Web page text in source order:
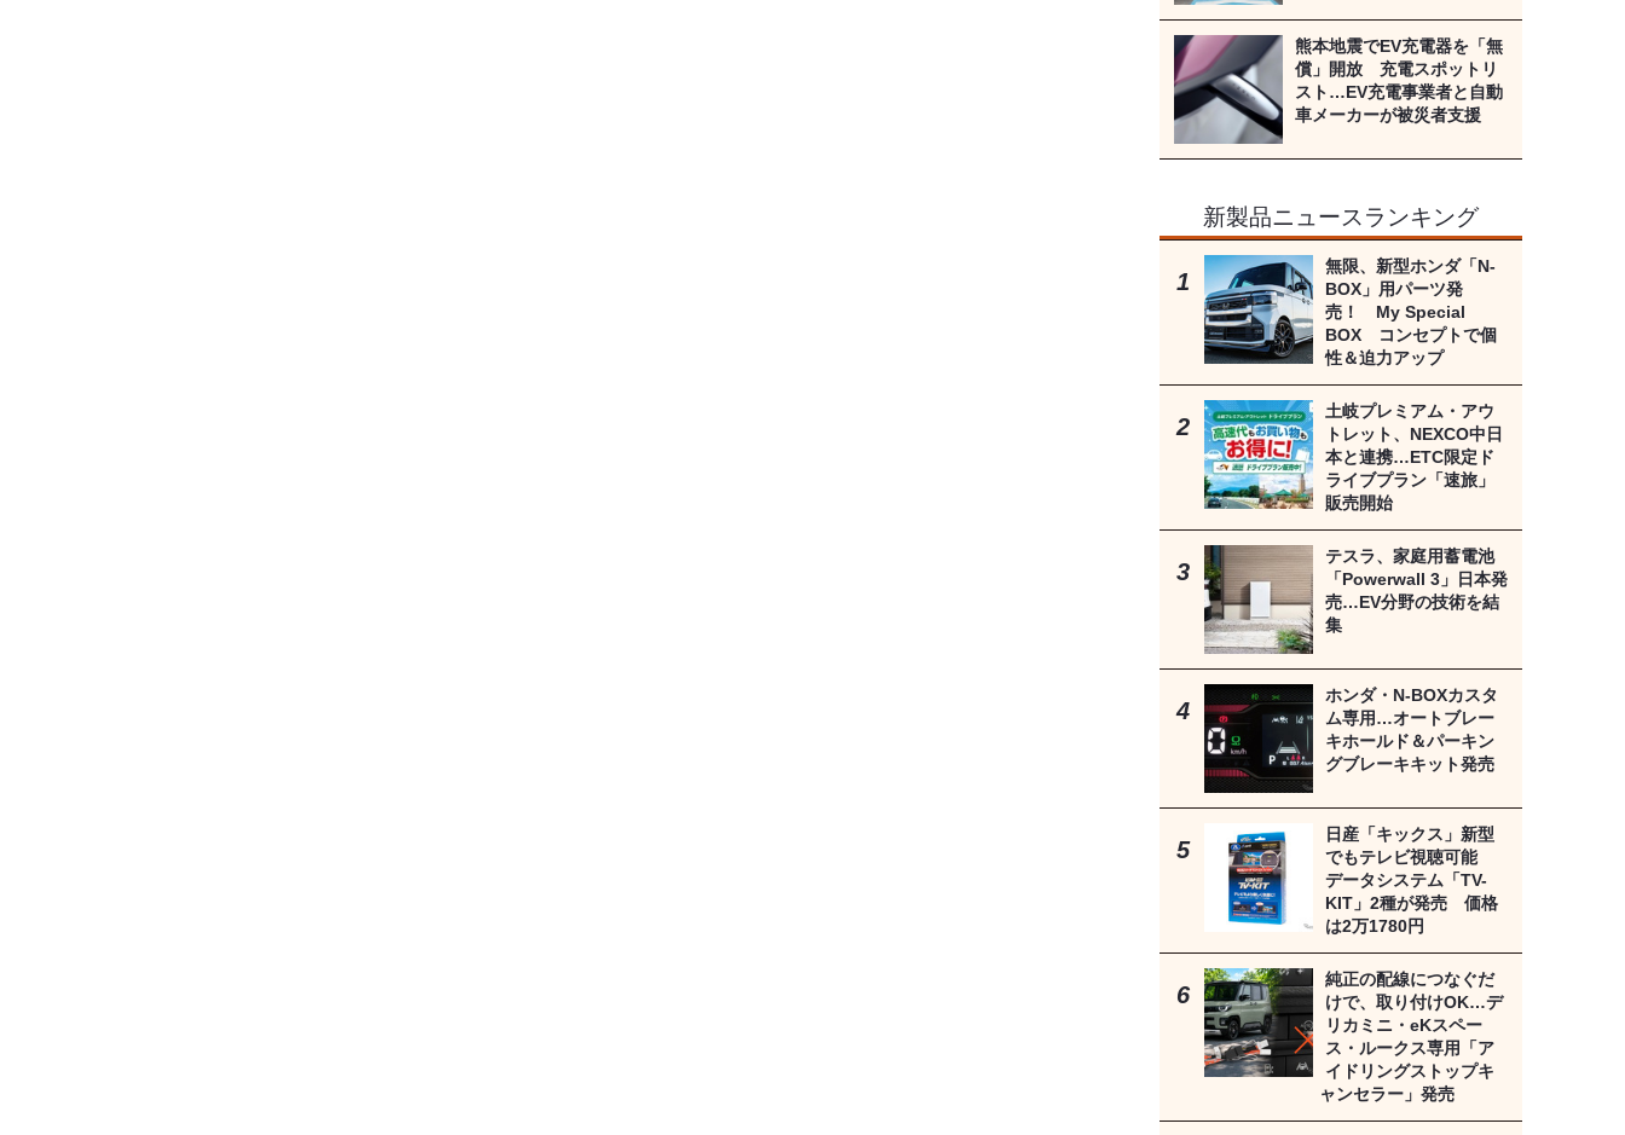
熊本地震でEV充電器を「無
償」開放 充電スポットリ
スト…EV充電事業者と自動
車メーカーが被災者支援
新製品ニュースランキング
無限、新型ホンダ「N-
BOX」用パーツ発
売！ My Special
BOX コンセプトで個
性＆迫力アップ
土岐プレミアム・アウ
トレット、NEXCO中日
本と連携…ETC限定ド
ライブプラン「速旅」
販売開始
テスラ、家庭用蓄電池
「Powerwall 3」日本発
売…EV分野の技術を結
集
ホンダ・N-BOXカスタ
ム専用…オートブレー
キホールド＆パーキン
グブレーキキット発売
日産「キックス」新型
でもテレビ視聴可能
データシステム「TV-
KIT」2種が発売 価格
は2万1780円
純正の配線につなぐだ
けで、取り付けOK…デ
リカミニ・eKスペー
ス・ルークス専用「ア
イドリングストップキ
ャンセラー」発売